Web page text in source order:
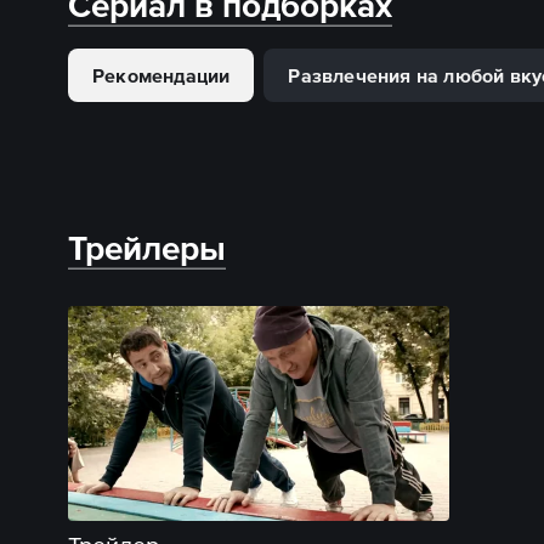
Рекомендации Развлечения на любой
Трейлеры